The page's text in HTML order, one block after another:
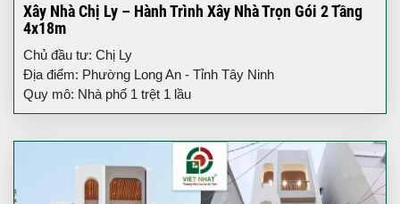
Xây Nhà Chị Ly – Hành Trình Xây Nhà Trọn Gói 2 Tầng
4x18m
Chủ đầu tư: Chị Ly
Địa điểm: Phường Long An - Tỉnh Tây Ninh
Quy mô: Nhà phố 1 trệt 1 lầu